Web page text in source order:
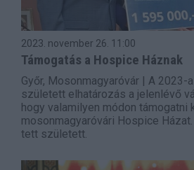
2023. november 26. 11:00
Támogatás a Hospice Háznak
Győr, Mosonmagyaróvár | A 2023-
született elhatározás a jelenlévő
hogy valamilyen módon támogatni
mosonmagyaróvári Hospice
tett született.